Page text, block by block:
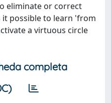
eliminate or correct
it possible to learn 'from
a virtuous circle
completa